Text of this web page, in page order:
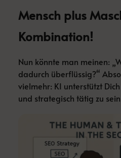
Mensch plus
Kombination!
Nun könnte man meinen:
dadurch überflüssig?“
vielmehr: KI unterstützt
und strategisch tätig zu